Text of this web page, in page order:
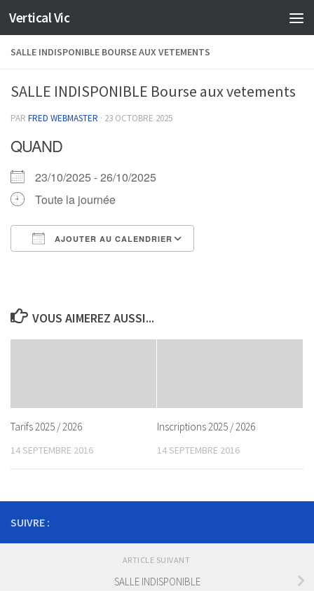
Skip to content
Vertical Vic
SALLE INDISPONIBLE BOURSE AUX VETEMENTS
SALLE INDISPONIBLE Bourse aux vetements
PAR FRED WEBMASTER · 23 OCTOBRE 2025
QUAND
23/10/2025 - 26/10/2025
Toute la journée
AJOUTER AU CALENDRIER
VOUS AIMEREZ AUSSI...
Tarifs 2025 / 2026
14 SEPTEMBRE 2016
Inscriptions 2025 / 2026
14 SEPTEMBRE 2016
SUIVRE :
ARTICLE SUIVANT
SALLE INDISPONIBLE